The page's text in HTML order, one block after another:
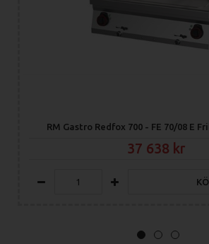
RM Gastro Redfox 700 - FE 70/08 E
37 638